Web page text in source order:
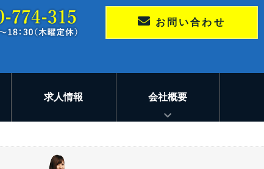
お問い合わせ
求人情報 会社概要